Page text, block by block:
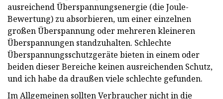
ausreichend Überspannungsenergie (die Joule-
Bewertung) zu absorbieren, um einer einzelnen
großen Überspannung oder mehreren kleineren
Überspannungen standzuhalten. Schlechte
Überspannungsschutzgeräte bieten in einem oder
beiden dieser Bereiche keinen ausreichenden Schutz,
und ich habe da draußen viele schlechte gefunden.
Im Allgemeinen sollten Verbraucher nicht in die